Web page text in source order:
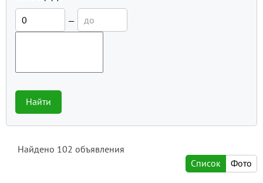
—
Найти
Найдено 102 объявления
Список
Фото